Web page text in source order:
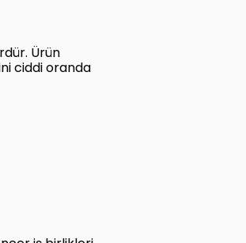
Ürün
ciddi oranda